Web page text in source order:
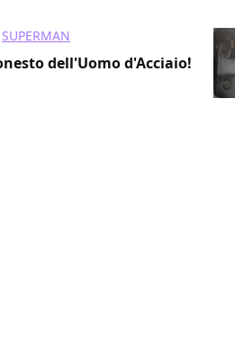
SUPERMAN
dell'Uomo d'Acciaio!